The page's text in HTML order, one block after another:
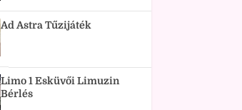
Ad Astra Tűzijáték
Limo 1 Esküvői Limuzin
Bérlés